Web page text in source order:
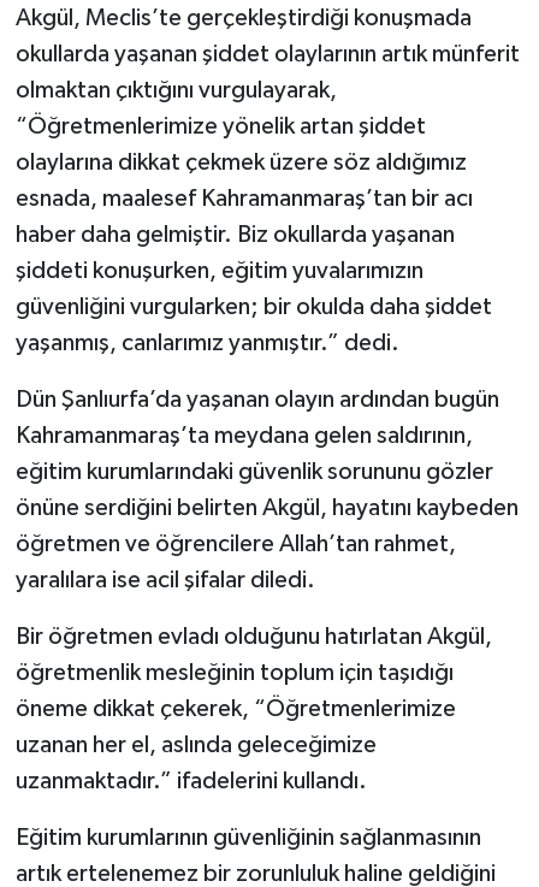
Akgül, Meclis’te gerçekleştirdiği konuşmada
okullarda yaşanan şiddet olaylarının artık münferit
olmaktan çıktığını vurgulayarak,
“Öğretmenlerimize yönelik artan şiddet
olaylarına dikkat çekmek üzere söz aldığımız
esnada, maalesef Kahramanmaraş’tan bir acı
haber daha gelmiştir. Biz okullarda yaşanan
şiddeti konuşurken, eğitim yuvalarımızın
güvenliğini vurgularken; bir okulda daha şiddet
yaşanmış, canlarımız yanmıştır.” dedi.
Dün Şanlıurfa’da yaşanan olayın ardından bugün
Kahramanmaraş’ta meydana gelen saldırının,
eğitim kurumlarındaki güvenlik sorununu gözler
önüne serdiğini belirten Akgül, hayatını kaybeden
öğretmen ve öğrencilere Allah’tan rahmet,
yaralılara ise acil şifalar diledi.
Bir öğretmen evladı olduğunu hatırlatan Akgül,
öğretmenlik mesleğinin toplum için taşıdığı
öneme dikkat çekerek, “Öğretmenlerimize
uzanan her el, aslında geleceğimize
uzanmaktadır.” ifadelerini kullandı.
Eğitim kurumlarının güvenliğinin sağlanmasının
artık ertelenemez bir zorunluluk haline geldiğini